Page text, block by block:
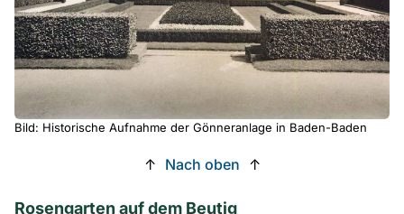
Bild: Historische Aufnahme der Gönneranlage in Baden-Baden
↑ Nach oben ↑
Rosengarten auf dem Beutig